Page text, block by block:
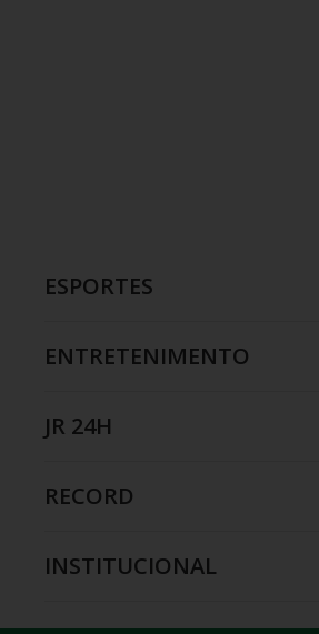
ESPORTES
ENTRETENIMENTO
JR 24H
RECORD
INSTITUCIONAL